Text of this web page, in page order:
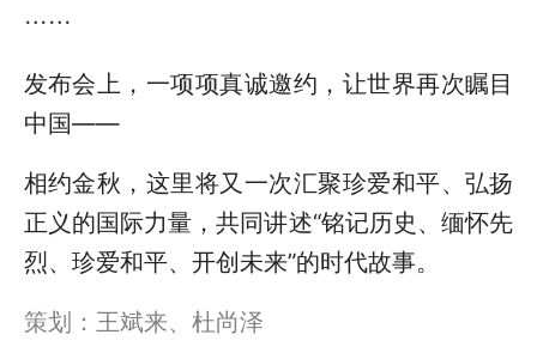
……
发布会上，一项项真诚邀约，让世界再次瞩目
中国——
相约金秋，这里将又一次汇聚珍爱和平、弘扬
正义的国际力量，共同讲述“铭记历史、缅怀先
烈、珍爱和平、开创未来”的时代故事。
策划：王斌来、杜尚泽